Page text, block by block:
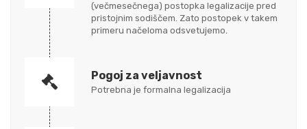
(večmesečnega) postopka legalizacije pred
pristojnim sodiščem. Zato postopek v takem
primeru načeloma odsvetujemo.
Pogoj za veljavnost
Potrebna je formalna legalizacija